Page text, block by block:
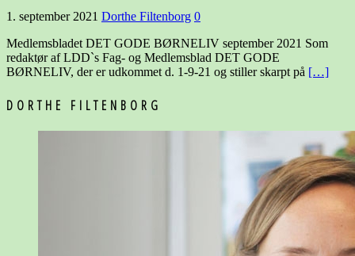
1. september 2021 Dorthe Filtenborg 0
Medlemsbladet DET GODE BØRNELIV september 2021 Som
redaktør af LDD`s Fag- og Medlemsblad DET GODE
BØRNELIV, der er udkommet d. 1-9-21 og stiller skarpt på […]
DORTHE FILTENBORG